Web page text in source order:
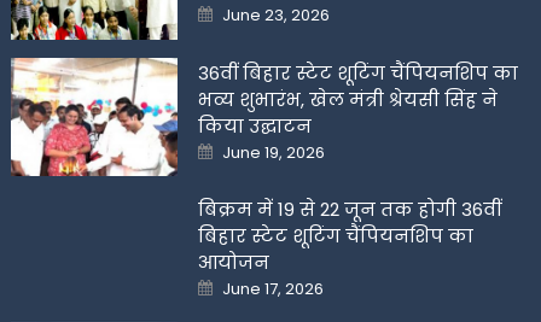
Posted
on
June 23, 2026
36वीं बिहार स्टेट शूटिंग चैंपियनशिप का
भव्य शुभारंभ, खेल मंत्री श्रेयसी सिंह ने
किया उद्घाटन
Posted
on
June 19, 2026
बिक्रम में 19 से 22 जून तक होगी 36वीं
बिहार स्टेट शूटिंग चैंपियनशिप का
आयोजन
Posted
on
June 17, 2026